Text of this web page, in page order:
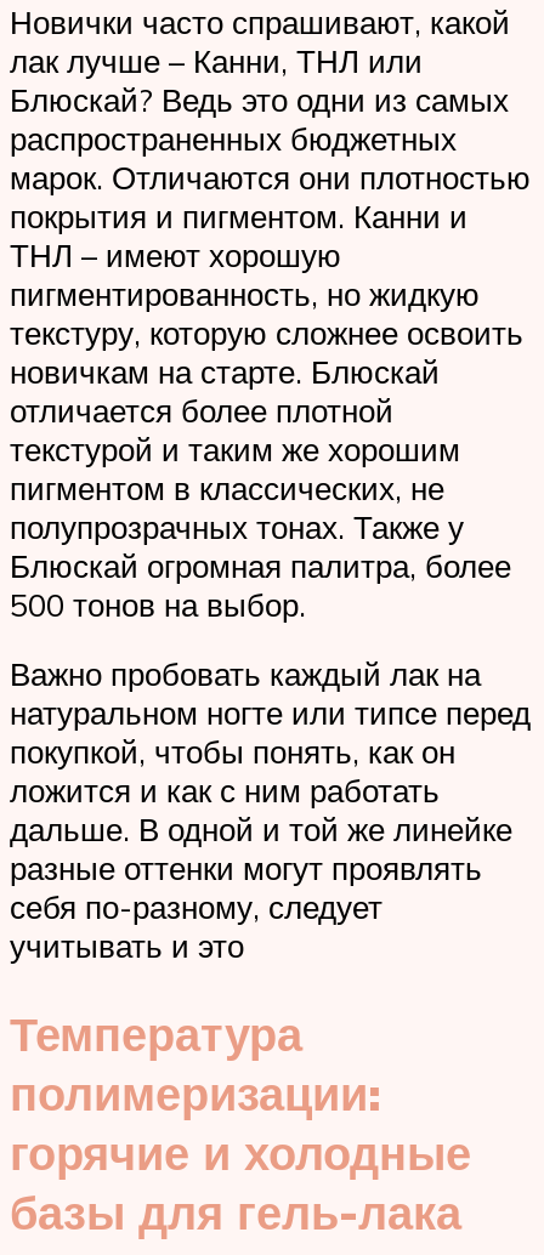
Новички часто спрашивают, какой
лак лучше – Канни, ТНЛ или
Блюскай? Ведь это одни из самых
распространенных бюджетных
марок. Отличаются они плотностью
покрытия и пигментом. Канни и
ТНЛ – имеют хорошую
пигментированность, но жидкую
текстуру, которую сложнее освоить
новичкам на старте. Блюскай
отличается более плотной
текстурой и таким же хорошим
пигментом в классических, не
полупрозрачных тонах. Также у
Блюскай огромная палитра, более
500 тонов на выбор.
Важно пробовать каждый лак на
натуральном ногте или типсе перед
покупкой, чтобы понять, как он
ложится и как с ним работать
дальше. В одной и той же линейке
разные оттенки могут проявлять
себя по-разному, следует
учитывать и это
Температура
полимеризации:
горячие и холодные
базы для гель-лака